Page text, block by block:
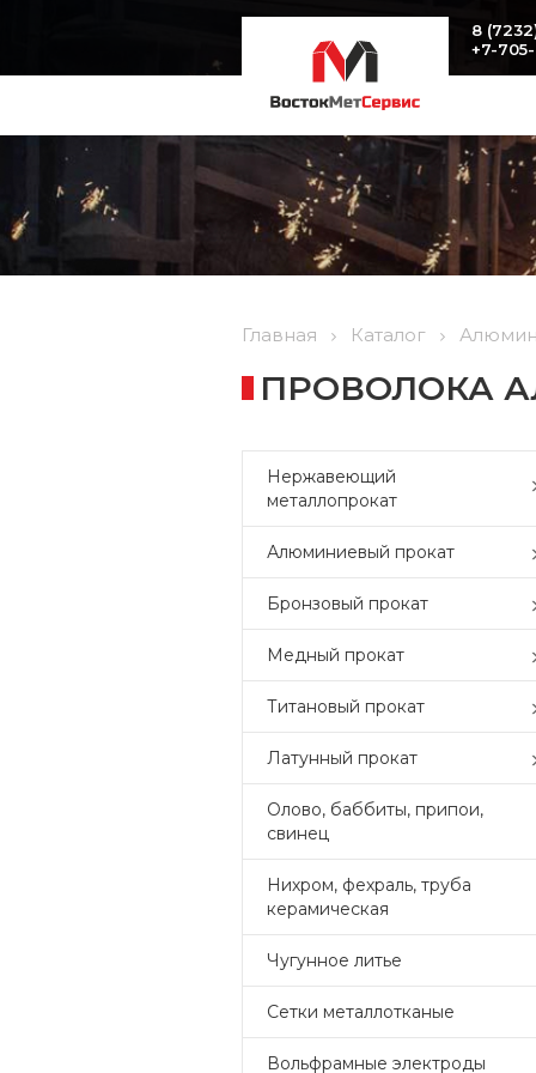
8
+7-
Главная Каталог
ПРОВОЛОКА
Нержавеющий
металлопрокат
Алюминиевый прокат
Бронзовый прокат
Медный прокат
Титановый прокат
Латунный прокат
Олово, баббиты, припои,
свинец
Нихром, фехраль, труба
керамическая
Чугунное литье
Сетки металлотканые
Вольфрамные электроды